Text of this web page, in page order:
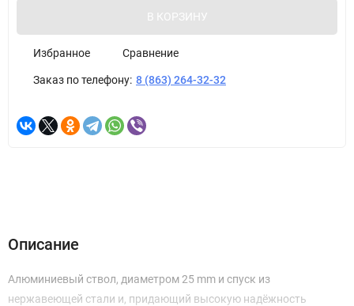
В КОРЗИНУ
Избранное Сравнение
Заказ по телефону: 8 (863) 264-32-32
Описание
Алюминиевый ствол, диаметром 25 mm и cпуск из
нержавеющей стали и, придающий высокую надёжность